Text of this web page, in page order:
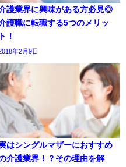
護業界に興味がある方必見◎
護職に転職する5つのメリッ
ト！
年2月9日
はシングルマザーにおすすめ
介護業界！？その理由を解